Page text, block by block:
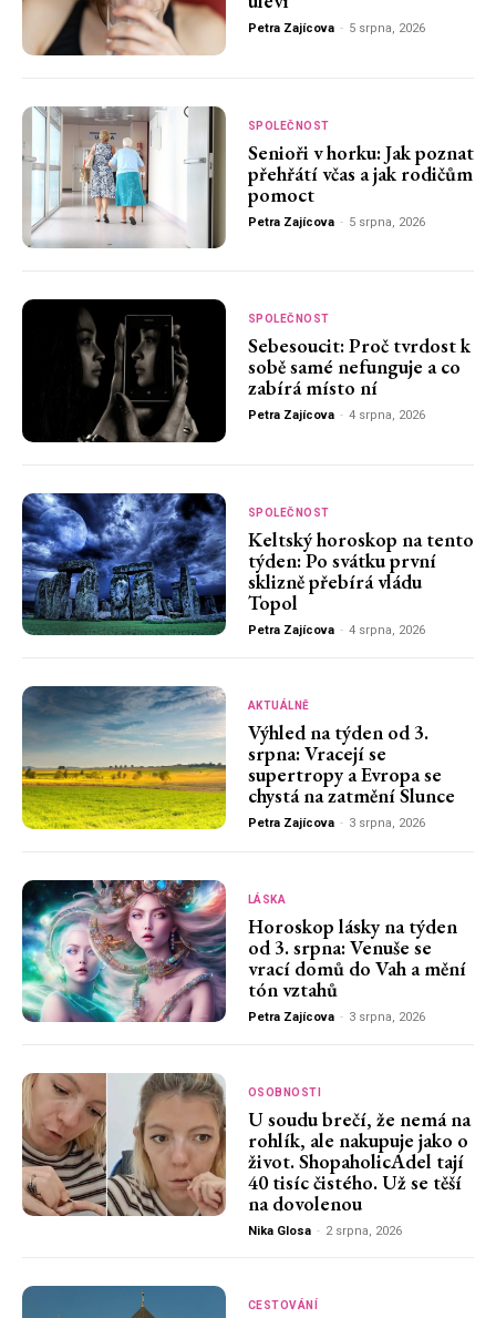
Petra Zajícova - 5 srpna, 2026
SPOLEČNOST
Senioři v horku: Jak poznat
přehřátí včas a jak rodičům
pomoct
Petra Zajícova - 5 srpna, 2026
SPOLEČNOST
Sebesoucit: Proč tvrdost k
sobě samé nefunguje a co
zabírá místo ní
Petra Zajícova - 4 srpna, 2026
SPOLEČNOST
Keltský horoskop na tento
týden: Po svátku první
sklizně přebírá vládu
Topol
Petra Zajícova - 4 srpna, 2026
AKTUÁLNĚ
Výhled na týden od 3.
srpna: Vracejí se
supertropy a Evropa se
chystá na zatmění Slunce
Petra Zajícova - 3 srpna, 2026
LÁSKA
Horoskop lásky na týden
od 3. srpna: Venuše se
vrací domů do Vah a mění
tón vztahů
Petra Zajícova - 3 srpna, 2026
OSOBNOSTI
U soudu brečí, že nemá na
rohlík, ale nakupuje jako o
život. ShopaholicAdel tají
40 tisíc čistého. Už se těší
na dovolenou
Nika Glosa - 2 srpna, 2026
CESTOVÁNÍ